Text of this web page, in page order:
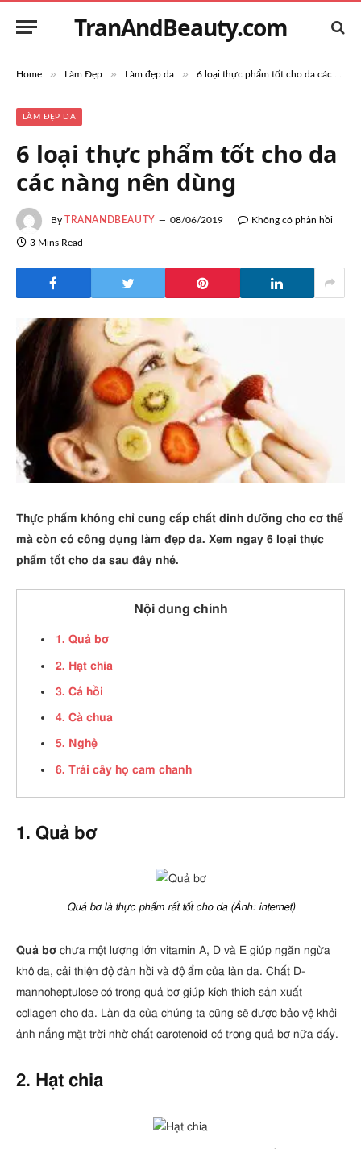
TranAndBeauty.com
Home » Làm Đẹp » Làm đẹp da » 6 loại thực phẩm tốt cho da các nàng nên dùng
LÀM ĐẸP DA
6 loại thực phẩm tốt cho da
các nàng nên dùng
By TRANANDBEAUTY 08/06/2019 Không có phản hồi
3 Mins Read
Thực phẩm không chỉ cung cấp chất dinh dưỡng cho cơ thể
mà còn có công dụng làm đẹp da. Xem ngay 6 loại thực
phẩm tốt cho da sau đây nhé.
Nội dung chính
1. Quả bơ
2. Hạt chia
3. Cá hồi
4. Cà chua
5. Nghệ
6. Trái cây họ cam chanh
1. Quả bơ
Quả bơ là thực phẩm rất tốt cho da (Ảnh: internet)
Quả bơchưa một lượng lớn vitamin A, D và E giúp ngăn ngừa
khô da, cải thiện độ đàn hồi và độ ẩm của làn da. Chất D-
mannoheptulose có trong quả bơ giúp kích thích sản xuất
collagen cho da. Làn da của chúng ta cũng sẽ được bảo vệ khỏi
ảnh nắng mặt trời nhờ chất carotenoid có trong quả bơ nữa đấy.
2. Hạt chia